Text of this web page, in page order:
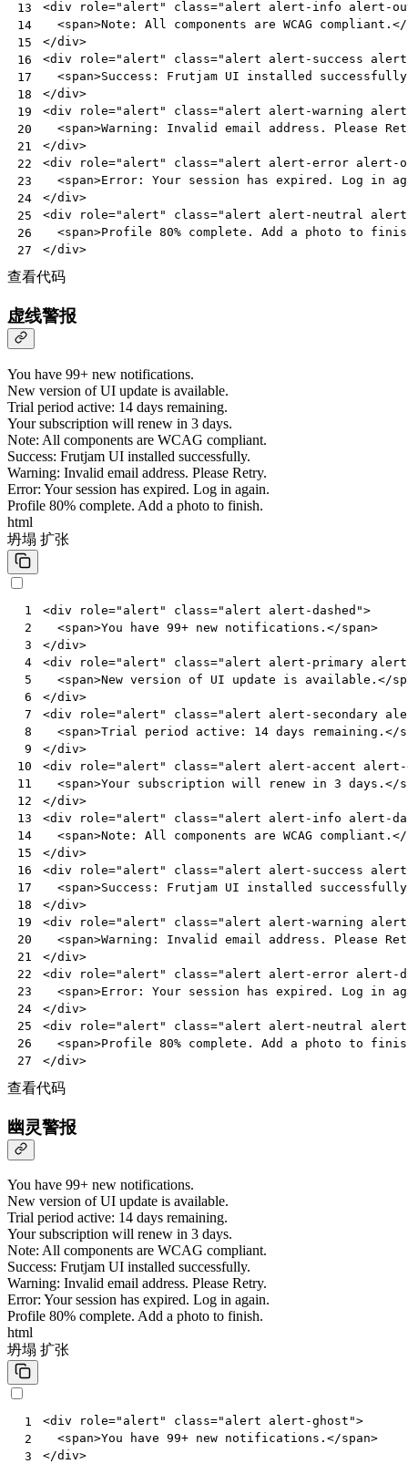
13
14
15
16
17
18
19
20
21
22
23
24
25
26
27
<div role="alert" class="alert alert-info alert-
<span>Note: All components are WCAG compliant. </
</div>
<div role="alert" class="alert alert-success
<span>Success: Frutjam UI installed
</div>
<div role="alert" class="alert alert-warning
<span>Warning: Invalid email address. Please
</div>
<div role="alert" class="alert alert-error alert-
<span>Error: Your session has expired. Log in
</div>
<div role="alert" class="alert alert-neutral
<span>Profile 80% complete. Add a photo to
</div>
查看代码
虚线警报
You have 99+ new notifications.
New version of UI update is available.
Trial period active: 14 days remaining.
Your subscription will renew in 3 days.
Note: All components are WCAG compliant.
Success: Frutjam UI installed successfully.
Warning: Invalid email address. Please Retry.
Error: Your session has expired. Log in again.
Profile 80% complete. Add a photo to finish.
html
坍塌 扩张
1
2
3
4
5
6
7
8
9
10
11
12
13
14
15
16
17
18
19
20
21
22
23
24
25
26
27
<div role="alert" class="alert alert-dashed">
<span>You have 99+ new notifications. </span>
</div>
<div role="alert" class="alert alert-primary alert-
<span>New version of UI update is available. </
</div>
<div role="alert" class="alert alert-secondary
<span>Trial period active: 14 days remaining. </
</div>
<div role="alert" class="alert alert-accent alert-
<span>Your subscription will renew in 3 days. </
</div>
<div role="alert" class="alert alert-info alert-
<span>Note: All components are WCAG compliant. </
</div>
<div role="alert" class="alert alert-success alert-
<span>Success: Frutjam UI installed
</div>
<div role="alert" class="alert alert-warning alert-
<span>Warning: Invalid email address. Please
</div>
<div role="alert" class="alert alert-error alert-
<span>Error: Your session has expired. Log in
</div>
<div role="alert" class="alert alert-neutral alert-
<span>Profile 80% complete. Add a photo to
</div>
查看代码
幽灵警报
You have 99+ new notifications.
New version of UI update is available.
Trial period active: 14 days remaining.
Your subscription will renew in 3 days.
Note: All components are WCAG compliant.
Success: Frutjam UI installed successfully.
Warning: Invalid email address. Please Retry.
Error: Your session has expired. Log in again.
Profile 80% complete. Add a photo to finish.
html
坍塌 扩张
1
2
3
<div role="alert" class="alert alert-ghost">
<span>You have 99+ new notifications. </span>
</div>